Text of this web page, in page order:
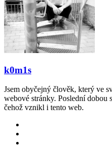
k0m1s
Jsem obyčejný člověk, který ve
webové stránky. Poslední dobou
čehož vznikl i tento web.